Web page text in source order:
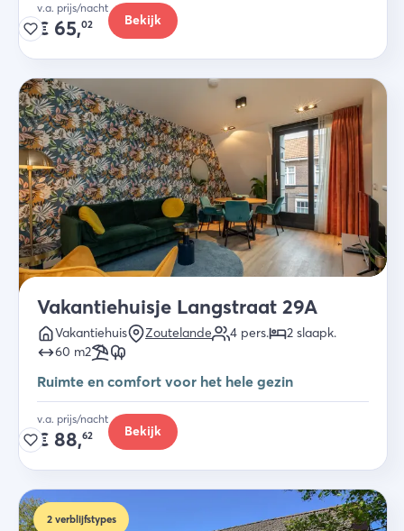
v.a. prijs/nacht
€ 65,02 Bekijk
Vakantiehuisje Langstraat 29A
Vakantiehuis Zoutelande 4 pers. 2 slaapk.
60 m2
Ruimte en comfort voor het hele gezin
v.a. prijs/nacht
€ 88,62 Bekijk
2 verblijfstypes